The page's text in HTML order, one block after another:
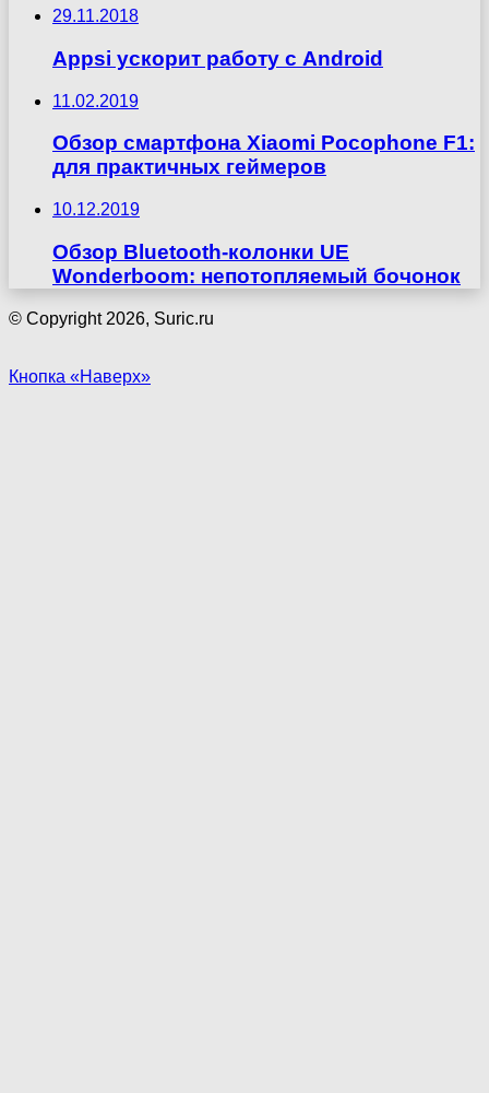
29.11.2018
Appsi ускорит работу с Android
11.02.2019
Обзор смартфона Xiaomi Pocophone F1:
для практичных геймеров
10.12.2019
Обзор Bluetooth-колонки UE
Wonderboom: непотопляемый бочонок
© Copyright 2026, Suric.ru
Кнопка «Наверх»